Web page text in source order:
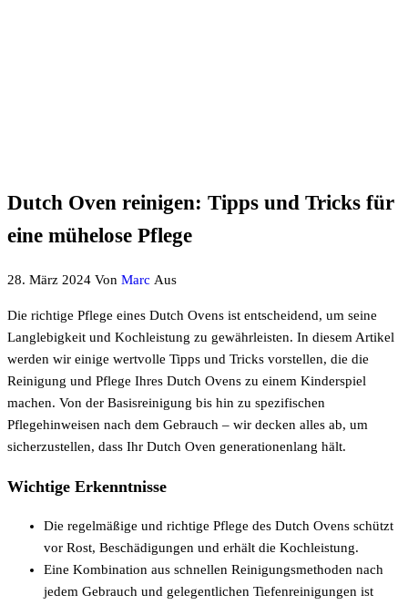
Dutch Oven reinigen: Tipps und Tricks für
eine mühelose Pflege
28. März 2024 Von Marc Aus
Die richtige Pflege eines Dutch Ovens ist entscheidend, um seine
Langlebigkeit und Kochleistung zu gewährleisten. In diesem Artikel
werden wir einige wertvolle Tipps und Tricks vorstellen, die die
Reinigung und Pflege Ihres Dutch Ovens zu einem Kinderspiel
machen. Von der Basisreinigung bis hin zu spezifischen
Pflegehinweisen nach dem Gebrauch – wir decken alles ab, um
sicherzustellen, dass Ihr Dutch Oven generationenlang hält.
Wichtige Erkenntnisse
Die regelmäßige und richtige Pflege des Dutch Ovens schützt
vor Rost, Beschädigungen und erhält die Kochleistung.
Eine Kombination aus schnellen Reinigungsmethoden nach
jedem Gebrauch und gelegentlichen Tiefenreinigungen ist